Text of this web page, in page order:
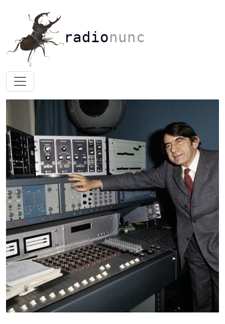
radionunc